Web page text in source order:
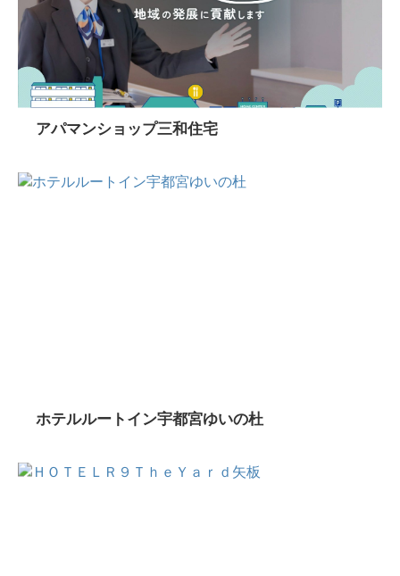
アパマンショップ三和住宅
ホテルルートイン宇都宮ゆいの杜